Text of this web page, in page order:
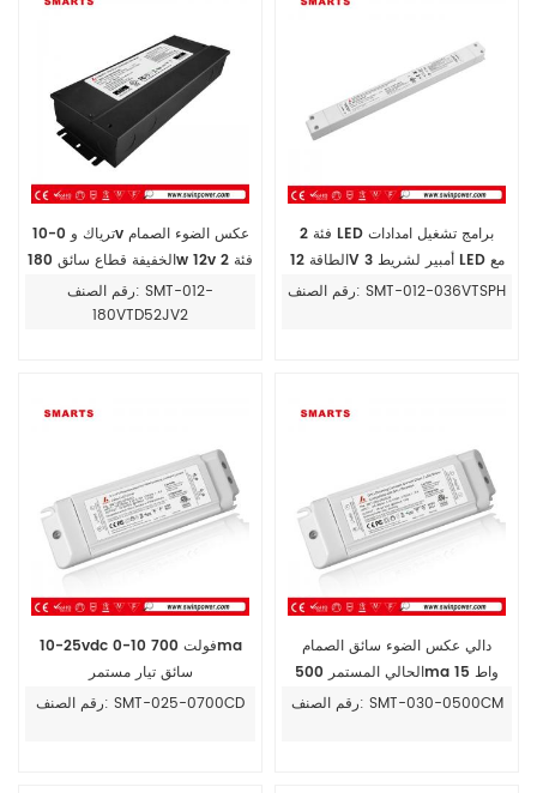
ترياك و 0-10v عكس الضوء الصمام
الخفيفة قطاع سائق 180w 12v فئة 2
القياسيةرقم الصنف: SMT-012-
180VTD52JV2
فئة 2 LED برامج تشغيل امدادات
الطاقة 12V 3 أمبير لشريط LED مع
Tric تعتيم وظيفة
رقم الصنف: SMT-012-036VTSPH
10-25vdc 0-10 فولت 700ma
سائق تيار مستمر
رقم الصنف: SMT-025-0700CD
دالي عكس الضوء سائق الصمام
الحالي المستمر 500ma 15 واط
رقم الصنف: SMT-030-0500CM